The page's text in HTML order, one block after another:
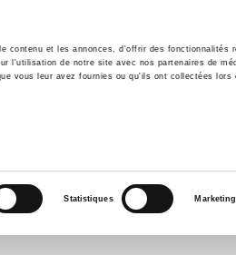
contenu et les annonces, d'offrir des
l'utilisation de notre site avec nos partenaires de
vous leur avez fournies ou qu'ils ont collectées
Statistiques Marketing
Environnement Histoire